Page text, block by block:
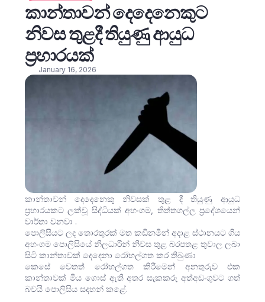
කාන්තාවන් දෙදෙනෙකුට
නිවස තුළදී තියුණු ආයුධ
ප්‍රහාරයක්
January 16, 2026
කාන්තාවන් දෙදෙනෙකු නිවසක් තුළ දී තියුණු ආයුධ
ප්‍රහාරයකට ලක්වූ සිද්ධියක් අහංගම, තිත්තගල්ල ප්‍රදේශයෙන්
වාර්තා වනවා .
පොලිසියට ලද තොරතුරක් මත කඩිනමින් අදාළ ස්ථානයට ගිය
අහංගම පොලිසියේ නිලධාරීන් නිවස තුළ බරපතළ තුවාල ලබා
සිටි කාන්තාවක් දෙදෙනා රෝහල්ගත කර තිබුණා
කෙසේ වෙතත් රෝහල්ගත කිරීමෙන් අනතුරුව එක
කාන්තාවක් මිය ගොස් ඇති අතර සැකකරු අත්අඩංගුවට ගත්
බවයි පොලිසිය සදහන් කළේ.